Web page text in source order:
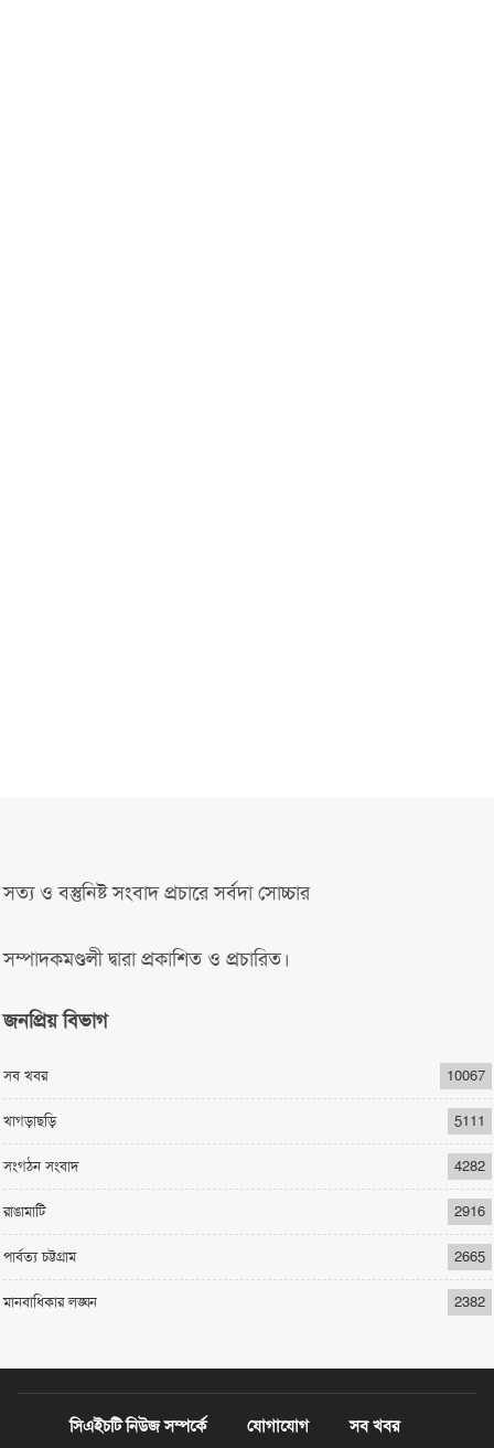
সত্য ও বস্তুনিষ্ট সংবাদ প্রচারে সর্বদা সোচ্চার
সম্পাদকমণ্ডলী দ্বারা প্রকাশিত ও প্রচারিত।
জনপ্রিয় বিভাগ
সব খবর 10067
খাগড়াছড়ি 5111
সংগঠন সংবাদ 4282
রাঙামাটি 2916
পার্বত্য চট্টগ্রাম 2665
মানবাধিকার লঙ্ঘন 2382
সিএইচটি নিউজ সম্পর্কে যোগাযোগ সব খবর